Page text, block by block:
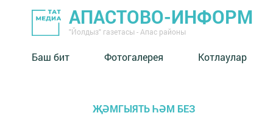
АПАСТОВО-ИНФОРМ
"Йолдыз" газетасы - Апас районы
Баш бит Фотогалерея Котлаулар
ҖӘМГЫЯТЬ ҺӘМ БЕЗ